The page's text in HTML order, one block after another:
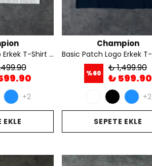
Basic Patch Logo Erkek T-Shirt - Krem
+2
EKLE
Champion
%60 ₺ 1,499.90
₺ 599.90
+2
SEPETE EKLE